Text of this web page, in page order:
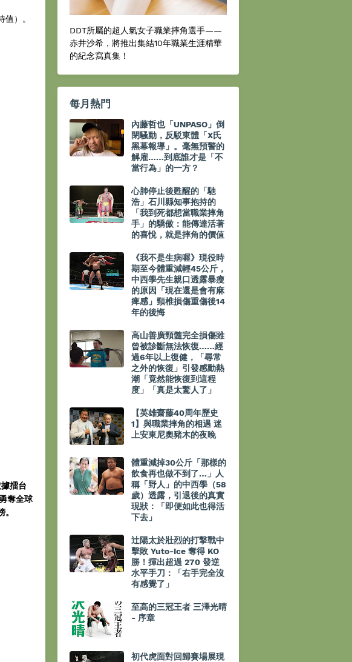
）。
擂台
奪全球
DDT所屬的超人氣女子職業摔角選手——
赤井沙希，將推出集結10年職業生涯精華
的紀念寫真集！
每月熱門
內藤哲也「UNPASO」倒
閉騷動，反駁東體「X氏
黑幕報導」。毫無預警的
解雇……到底誰才是「不
當行為」的一方？
心肺停止後甦醒的「馳
浩」石川縣知事抱持的
「我到死都想當職業摔角
手」的驕傲：能傳達活著
的喜悅，就是摔角的價值
《我不是生病喔》現役時
期至今體重減輕45公斤，
中西學先生親口透露暴瘦
的原因「現在還是會有麻
痺感」頸椎損傷重傷後14
年的後悔
高山善廣頸髓完全損傷雖
曾被診斷無法恢復……經
過6年以上復健，「尋常
之外的恢復」引發感動熱
潮「竟然能恢復到這程
度」「真是太驚人了」
【英雄齋藤40周年歷史
1】與職業摔角的相遇 迷
上安東尼奧豬木的夜晚
體重減掉30公斤「那樣的
飲食再也做不到了…」人
稱「野人」的中西學（58
歲）透露，引退後的真實
現狀：「即便如此也得活
下去」
辻陽太於壯烈的打撃戰中
擊敗 Yuto-Ice 奪得 KO
勝！揮出超過 270 發逆
水平手刀：「右手完全沒
有感覺了」
至高的三冠王者 三澤光晴
- 序章
初代虎面對回歸賽場展現